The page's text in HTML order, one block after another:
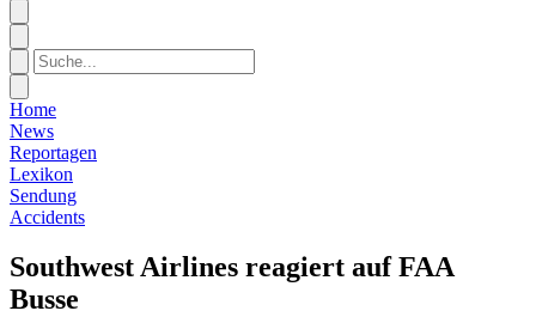
Home
News
Reportagen
Lexikon
Sendung
Accidents
Southwest Airlines reagiert auf FAA
Busse